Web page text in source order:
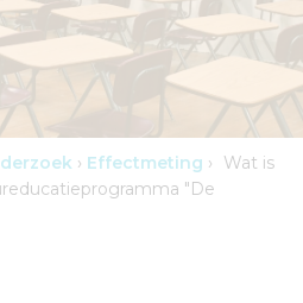
› Effectmeting ›
Wat is
"De